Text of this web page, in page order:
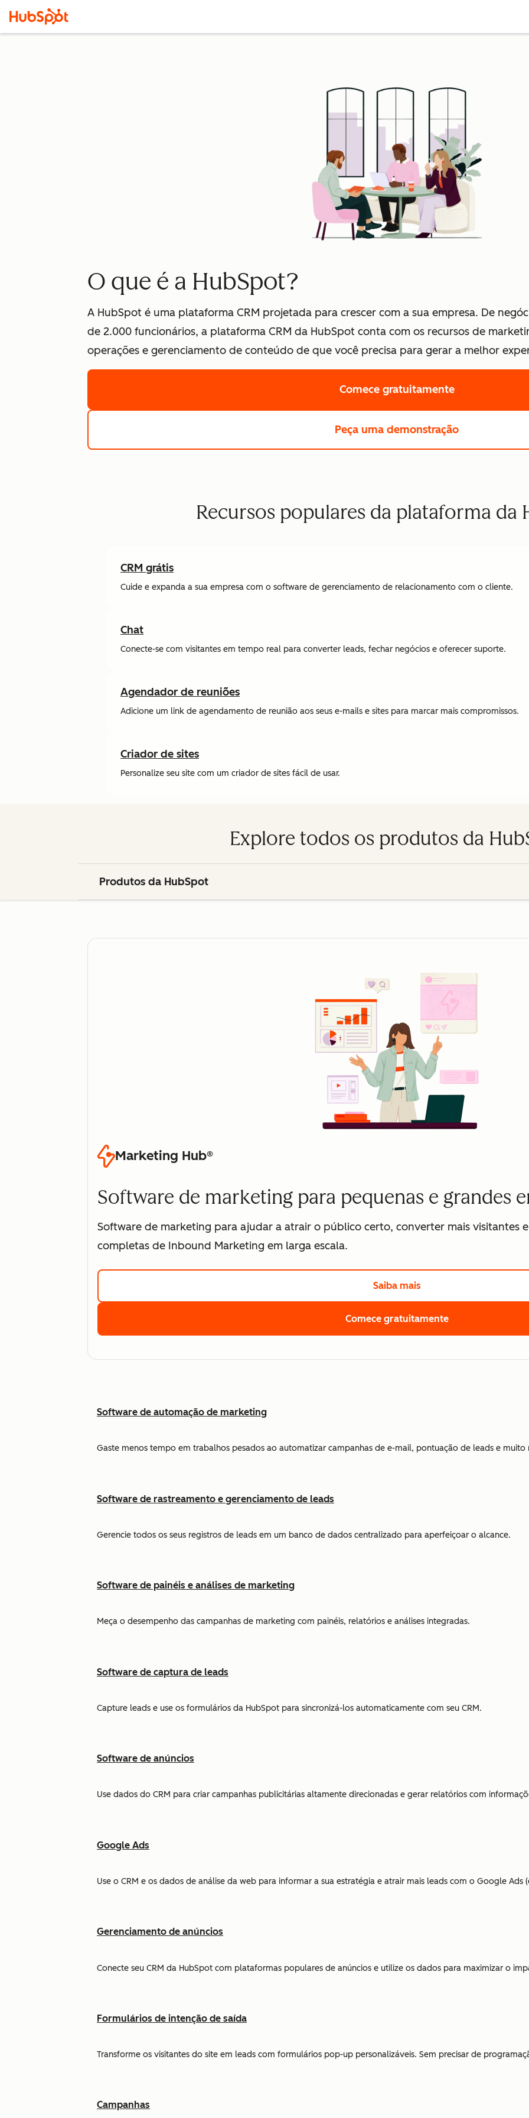
O que é a HubSpot?
A HubSpot é uma plataforma CRM projetada para crescer com a sua empresa. De
de 2.000 funcionários, a plataforma CRM da HubSpot conta com os recursos de
operações e gerenciamento de conteúdo de que você precisa para gerar a melhor
Comece gratuitamente
Peça uma demonstração
Recursos populares da plataforma da
CRM grátis
Cuide e expanda a sua empresa com o software de gerenciamento de relacionamento com o cliente.
Chat
Conecte-se com visitantes em tempo real para converter leads, fechar negócios e oferecer suporte.
Agendador de reuniões
Adicione um link de agendamento de reunião aos seus e-mails e sites para marcar mais compromissos.
Criador de sites
Personalize seu site com um criador de sites fácil de usar.
Explore todos os produtos da
Produtos da HubSpot
Marketing Hub®
Software de marketing para pequenas e grandes
Software de marketing para ajudar a atrair o público certo, converter mais visitantes
completas de Inbound Marketing em larga escala.
Saiba mais
Comece gratuitamenteClique aqui para
Software de automação de marketing
Gaste menos tempo em trabalhos pesados ao automatizar campanhas de e-mail, pontuação de leads e muito
Software de rastreamento e gerenciamento de leads
Gerencie todos os seus registros de leads em um banco de dados centralizado para aperfeiçoar o alcance.
Software de painéis e análises de marketing
Meça o desempenho das campanhas de marketing com painéis, relatórios e análises integradas.
Software de captura de leads
Capture leads e use os formulários da HubSpot para sincronizá-los automaticamente com seu CRM.
Software de anúncios
Use dados do CRM para criar campanhas publicitárias altamente direcionadas e gerar relatórios com
Google Ads
Use o CRM e os dados de análise da web para informar a sua estratégia e atrair mais leads com o Google Ads
Gerenciamento de anúncios
Conecte seu CRM da HubSpot com plataformas populares de anúncios e utilize os dados para maximizar o
Formulários de intenção de saída
Transforme os visitantes do site em leads com formulários pop-up personalizáveis. Sem precisar de
Campanhas